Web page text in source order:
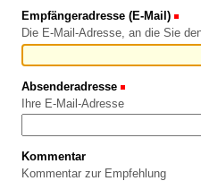
Empfängeradresse (E-Mail)
Die E-Mail-Adresse, an die Sie
Absenderadresse
Ihre E-Mail-Adresse
Kommentar
Kommentar zur Empfehlung